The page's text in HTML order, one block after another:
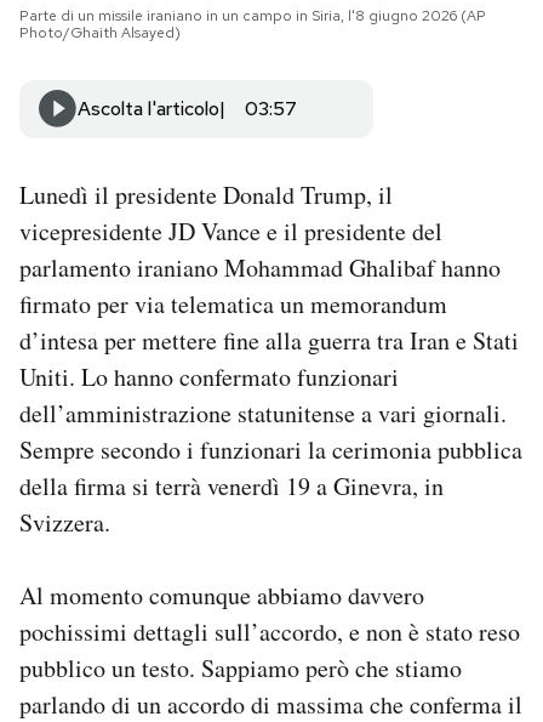
Area Personale
Newsletter
Hai bisogno di aiuto?
Esci
Parte di un missile iraniano in un campo in Siria, l'8 giugno 2026 (AP
Photo/Ghaith Alsayed)
Ascolta l'articolo 03:57
Lunedì il presidente Donald Trump, il
vicepresidente JD Vance e il presidente del
parlamento iraniano Mohammad Ghalibaf hanno
firmato per via telematica un memorandum
d’intesa per mettere fine alla guerra tra Iran e Stati
Uniti. Lo hanno confermato funzionari
dell’amministrazione statunitense a vari giornali.
Sempre secondo i funzionari la cerimonia pubblica
della firma si terrà venerdì 19 a Ginevra, in
Svizzera.
Al momento comunque abbiamo davvero
pochissimi dettagli sull’accordo, e non è stato reso
pubblico un testo. Sappiamo però che stiamo
parlando di un accordo di massima che conferma il